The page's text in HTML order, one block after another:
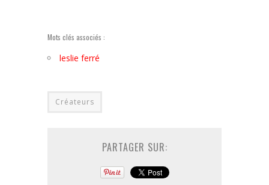
Mots clés associés :
leslie ferré
Créateurs
PARTAGER SUR: